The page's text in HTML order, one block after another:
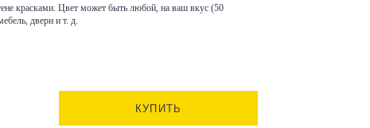
красками. Цвет может быть любой, на ваш вкус (50
двери и т. д.
КУПИТЬ